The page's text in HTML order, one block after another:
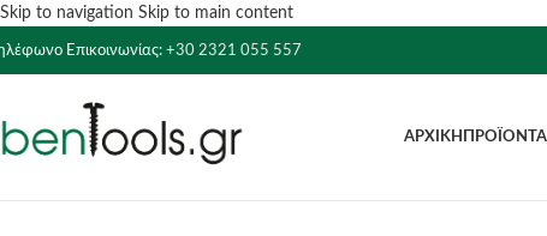
Skip to navigation Skip to main content
Επικοινωνίας: +30 2321 055 557
ΑΡΧΙΚΉ ΠΡΟΪΌΝΤΑ